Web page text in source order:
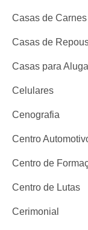
Casas de Carnes
Casas de
Casas para
Celulares
Cenografia
Centro
Centro de
Centro de Lutas
Cerimonial